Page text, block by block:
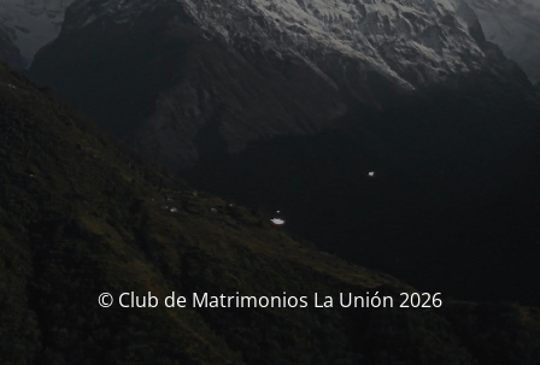
© Club de Matrimonios La Unión 2026